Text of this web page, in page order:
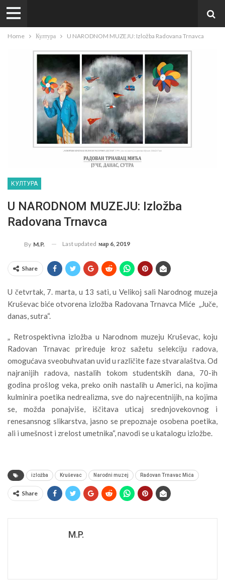
Home Култура U NARODNOM MUZEJU: Izložba Radovana Trnavca
КУЛТУРА
U NARODNOM MUZEJU: Izložba
Radovana Trnavca
By M.P. Last updated мар 6, 2019
Share
U četvrtak, 7. marta, u 13 sati, u Velikoj sali Narodnog muzeja
Kruševac biće otvorena izložba Radovana Trnavca Miće „Juče,
danas, sutra“.
„ Retrospektivna izložba u Narodnom muzeju Kruševac, koju
Radovan Trnavac priređuje kroz sažetu selekciju radova,
omogućava sveobuhvatan uvid u različite faze stvaralaštva. Od
najranijih radova, nastalih tokom studentskih dana, 70-ih
godina prošlog veka, preko onih nastalih u Americi, na kojima
kulminira poetika nedrealizma, sve do najrecentnijih, na kojima
se, možda ponajviše, iščitava uticaj srednjovekovnog i
renesansnog slikarstva, jasno se prepoznaje osobena poetika,
ali i umešnost i zrelost umetnika“, navodi se u katalogu izložbe.
izložba Kruševac Narodni muzej Radovan Trnavac Mića
Share
M.P.